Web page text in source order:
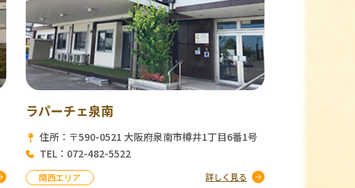
ラパーチェ泉南
住所：〒590-0521 大阪府泉南市樽井1丁目6番1号
TEL：072-482-5522
関西エリア 詳しく見る